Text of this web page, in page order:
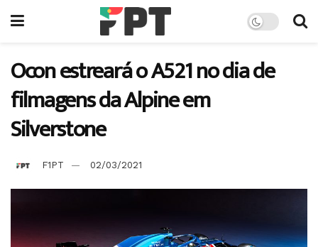
Ocon estreará o A521 no dia de
filmagens da Alpine em
Silverstone
F1PT 02/03/2021